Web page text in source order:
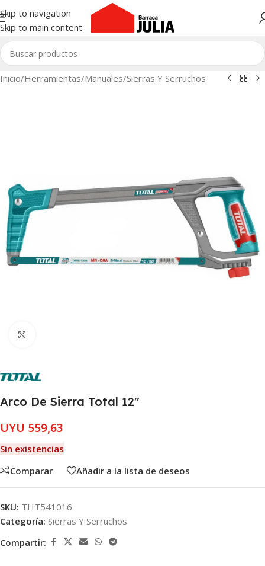
Skip to navigation
Skip to main content
Inicio/Herramientas/Manuales/Sierras Y Serruchos
Arco De Sierra Total 12″
UYU 559,63
Sin existencias
Comparar
Añadir a la lista de deseos
SKU: THT541016
Categoría: Sierras Y Serruchos
Compartir: